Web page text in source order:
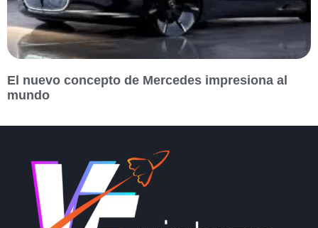
El nuevo concepto de Mercedes impresiona al
mundo